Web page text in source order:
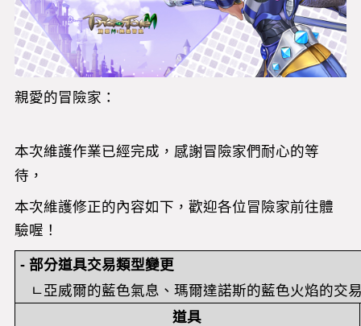
親愛的冒險家：
本次維護作業已經完成，感謝冒險家們耐心的等
待，
本次維護修正的內容如下，歡迎各位冒險家前往體
驗喔！
- 部分道具交易類型變更
ㄴ亞威爾的藍色氣息、瑪爾達諾斯的藍色火焰的交
道具